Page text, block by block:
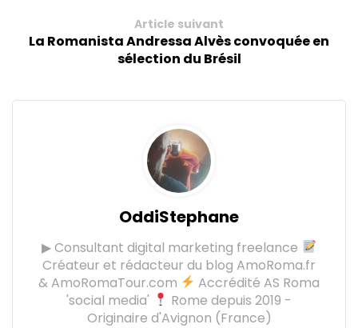
Article suivant
La Romanista Andressa Alvès convoquée en
sélection du Brésil
OddiStephane
▶ Consultant digital marketing freelance
Créateur et rédacteur du blog AmoRoma.fr
& AmoRomaTour.com
Accrédité AS Roma
'social media'
Rome depuis 2019 -
Originaire d'Avignon (France)